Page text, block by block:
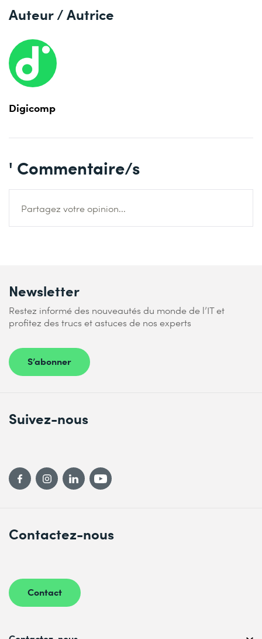
Auteur / Autrice
Digicomp
' Commentaire/s
Partagez votre opinion...
Newsletter
Restez informé des nouveautés du monde de l’IT et
profitez des trucs et astuces de nos experts
S’abonner
Contactez-nous
Contact
Suivez-nous